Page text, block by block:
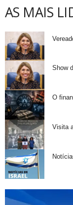
AS MAIS
Show
O
Visita